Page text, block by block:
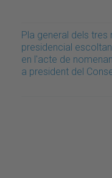
Pla general dels
presidencial
en l'acte de
a president del